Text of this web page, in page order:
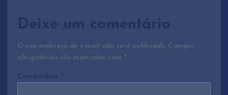
ç
ã
o
d
Deixe um comentário
O seu endereço de e-mail não será publicado. Campos
obrigatórios são marcados com *
Comentário *